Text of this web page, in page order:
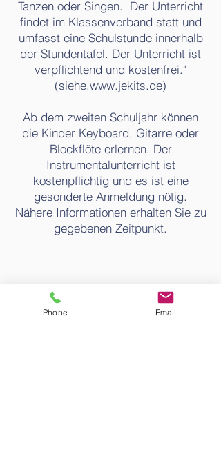
Tanzen oder Singen. Der Unterricht
findet im Klassenverband statt und
umfasst eine Schulstunde innerhalb
der Stundentafel. Der Unterricht ist
verpflichtend und kostenfrei."
(siehe.www.jekits.de)
Ab dem zweiten Schuljahr können
die Kinder Keyboard, Gitarre oder
Blockflöte erlernen. Der
Instrumentalunterricht ist
kostenpflichtig und es ist eine
gesonderte Anmeldung nötig.
Nähere Informationen erhalten Sie zu
gegebenen Zeitpunkt.
Phone Email